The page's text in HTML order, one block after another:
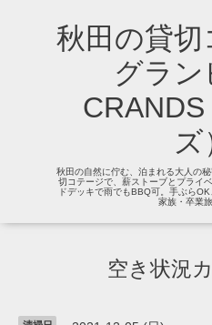
秋田の貸切
グラ
ズ
秋田の自然に佇む、泊まれる大人の
切コテージで、薪ストーブとプライ
ドデッキで雨でもBBQ可。手ぶら
家族・卒業旅
空き状況